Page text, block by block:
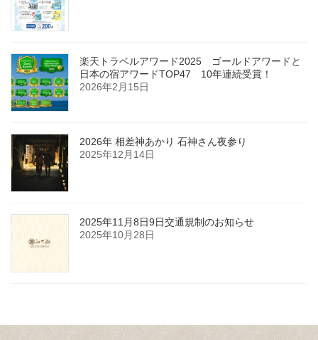
楽天トラベルアワード2025 ゴールドアワードと
日本の宿アワードTOP47 10年連続受賞！
2026年2月15日
2026年 相差神あかり 石神さん夜参り
2025年12月14日
2025年11月8日9日交通規制のお知らせ
2025年10月28日